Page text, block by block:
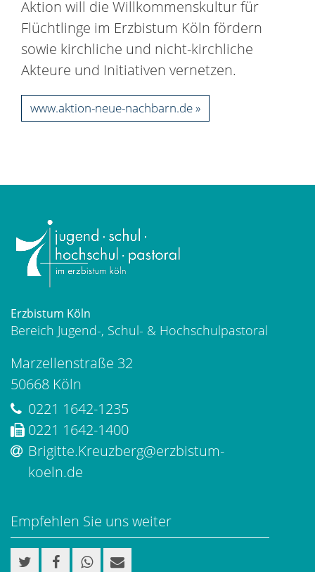
Aktion will die Willkommenskultur für
Flüchtlinge im Erzbistum Köln fördern
sowie kirchliche und nicht-kirchliche
Akteure und Initiativen vernetzen.
www.aktion-neue-nachbarn.de
Erzbistum Köln
Bereich Jugend-, Schul- & Hochschulpastoral
Marzellenstraße 32
50668 Köln
0221 1642-1235
0221 1642-1400
Brigitte.Kreuzberg@erzbistum-
koeln.de
Empfehlen Sie uns weiter